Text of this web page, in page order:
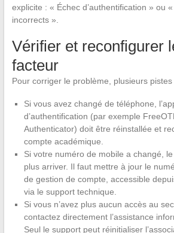
explicite : « Échec d’authentification » ou
incorrects ».
Vérifier et reconfigurer
facteur
Pour corriger le problème, plusieurs pistes
Si vous avez changé de téléphone,
d’authentification (par exemple
Authenticator) doit être réinstallée et
compte académique.
Si votre numéro de mobile a changé,
plus arriver. Il faut mettre à jour le
de gestion de compte, accessible
via le support technique.
Si vous n’avez plus aucun accès au
contactez directement l’assistance
Seul le support peut réinitialiser